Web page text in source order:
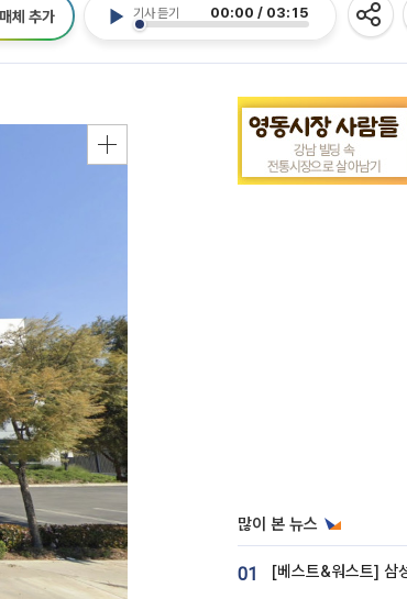
기사 듣기 00:00 / 03:15
체 추가
많이 본 뉴스
01